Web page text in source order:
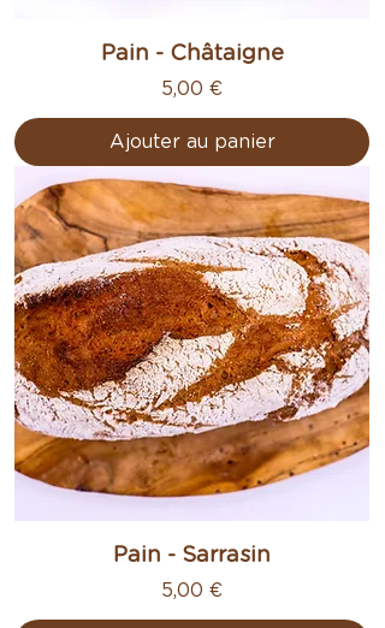
Pain - Châtaigne
Prix
5,00 €
Ajouter au panier
Pain - Sarrasin
Prix
5,00 €